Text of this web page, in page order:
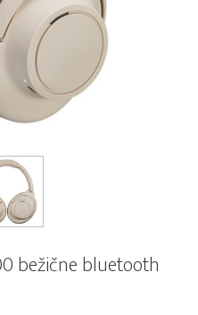
bežične bluetooth